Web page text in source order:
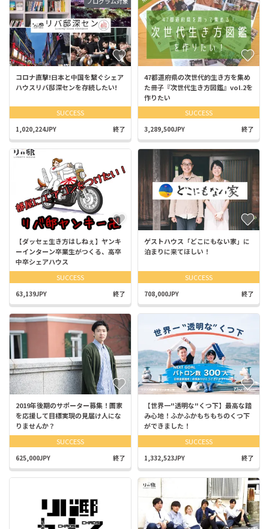
コロナ直撃!日本と中国を繋ぐシェア
ハウスリバ邸深センを存続したい!
SUCCESS
1,020,224JPY 終了
47都道府県の次世代的生き方を集め
た冊子『次世代生き方図鑑』vol.2を
作りたい
SUCCESS
3,289,500JPY 終了
【ダッセェ生き方はしねぇ】ヤンキ
ーインターン卒業生がつくる、高卒
中卒シェアハウス
SUCCESS
63,139JPY 終了
ゲストハウス「どこにもない家」に
泊まりに来てほしい！
SUCCESS
708,000JPY 終了
2019年後期のサポーター募集！画家
を応援して目標実現の見届け人にな
りませんか？
SUCCESS
625,000JPY 終了
【世界一"透明な"くつ下】最高な踏
み心地！ふかふかもちもちのくつ下
ができました！
SUCCESS
1,332,523JPY 終了